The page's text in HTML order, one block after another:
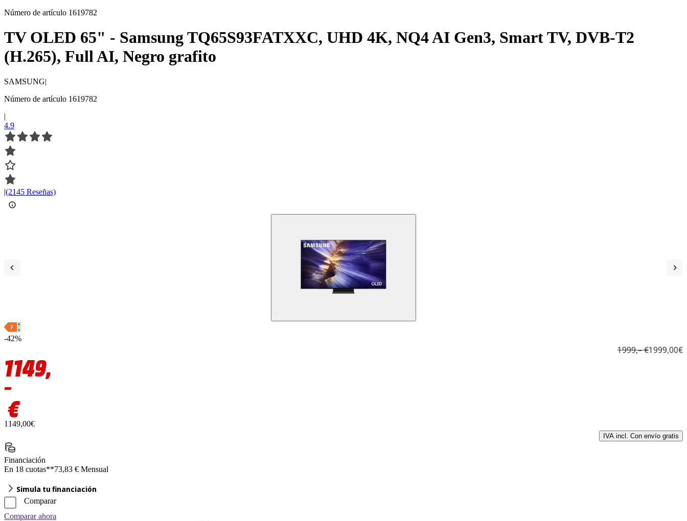
Número de artículo 1619782
TV OLED 65" - Samsung TQ65S93FATXXC, UHD 4K, NQ4 AI Gen3, Smart TV, DVB-T2
(H.265), Full AI, Negro grafito
SAMSUNG|
Número de artículo 1619782
|
4.9
|(2145 Reseñas)
-42%
1999,– €1999,00€
1149,
–
€
1149,00€
IVA incl. Con envío gratis
Financiación
En 18 cuotas**73,83 € Mensual
Simula tu financiación
Comparar
Comparar ahora